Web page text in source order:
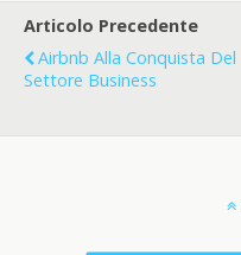
Articolo Precedente
Airbnb Alla Conquista Del
Settore Business